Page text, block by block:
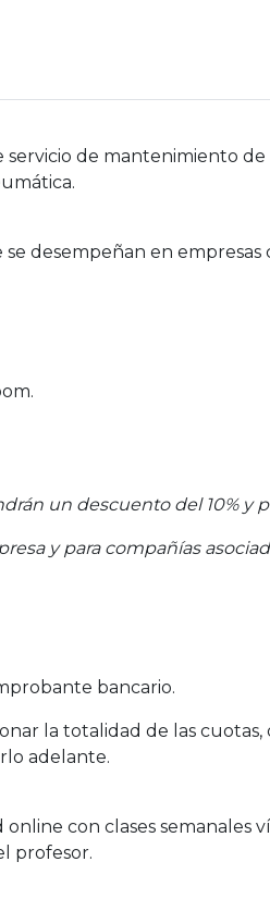
de mantenimiento
desempeñan en empresas
un descuento del 10% y
y para compañías
bancario.
la totalidad de las
adelante.
con clases semanales
profesor.